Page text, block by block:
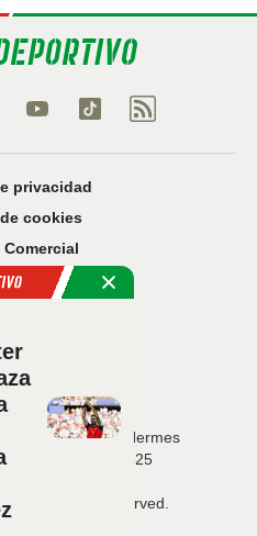
privacidad
cookies
legal
Ético
22 · Edificio Hermes
· T. 954 216 525
All rights reserved.